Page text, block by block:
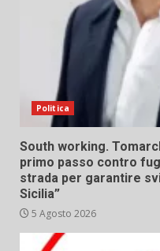
Politica
South working.
primo passo contro
strada per garantire
Sicilia”
5 Agosto 2026